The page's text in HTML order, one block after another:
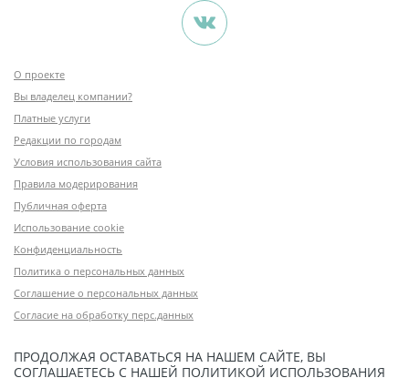
О проекте
Вы владелец компании?
Платные услуги
Редакции по городам
Условия использования сайта
Правила модерирования
Публичная оферта
Использование cookie
Конфиденциальность
Политика о персональных данных
Соглашение о персональных данных
Согласие на обработку перс.данных
ПРОДОЛЖАЯ ОСТАВАТЬСЯ НА НАШЕМ САЙТЕ, ВЫ
СОГЛАШАЕТЕСЬ С НАШЕЙ ПОЛИТИКОЙ ИСПОЛЬЗОВАНИЯ